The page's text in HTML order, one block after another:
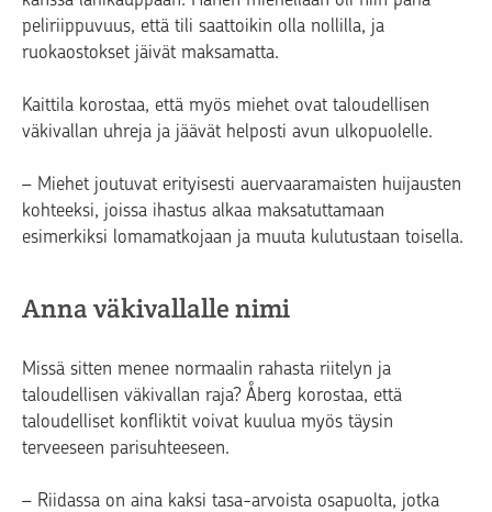
peliriippuvuus, että tili saattoikin olla nollilla, ja
ruokaostokset jäivät maksamatta.
Kaittila korostaa, että myös miehet ovat taloudellisen
väkivallan uhreja ja jäävät helposti avun ulkopuolelle.
– Miehet joutuvat erityisesti auervaaramaisten huijausten
kohteeksi, joissa ihastus alkaa maksatuttamaan
esimerkiksi lomamatkojaan ja muuta kulutustaan toisella.
Anna väkivallalle nimi
Missä sitten menee normaalin rahasta riitelyn ja
taloudellisen väkivallan raja? Åberg korostaa, että
taloudelliset konfliktit voivat kuulua myös täysin
terveeseen parisuhteeseen.
– Riidassa on aina kaksi tasa-arvoista osapuolta, jotka